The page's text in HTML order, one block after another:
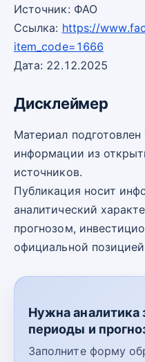
Источник: ФАО
Ссылка: https://
item_code=1666
Дата: 22.12.2025
Дисклеймер
Материал
информации из
источников.
Публикация носит
аналитический
прогнозом,
официальной
Нужна аналитика
периоды и
Заполните форму